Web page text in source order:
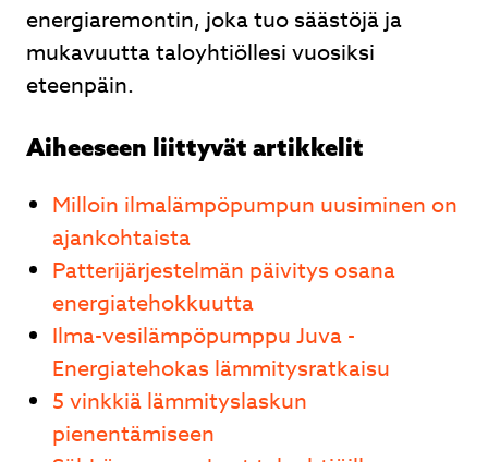
energiaremontin, joka tuo säästöjä ja
mukavuutta taloyhtiöllesi vuosiksi
eteenpäin.
Aiheeseen liittyvät artikkelit
Milloin ilmalämpöpumpun uusiminen on
ajankohtaista
Patterijärjestelmän päivitys osana
energiatehokkuutta
Ilma-vesilämpöpumppu Juva -
Energiatehokas lämmitysratkaisu
5 vinkkiä lämmityslaskun
pienentämiseen